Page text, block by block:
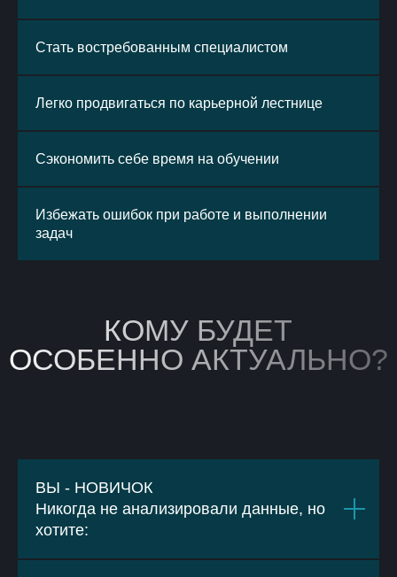
Стать востребованным специалистом
Легко продвигаться по карьерной лестнице
Сэкономить себе время на обучении
Избежать ошибок при работе и выполнении
задач
ВЫ - НОВИЧОК
Никогда не анализировали данные, но
хотите:
наши программы
С нами вы приобретете навыки, которые
результатов и быть впереди конкурентов!
тысяч
лет
курсов на
практикующих
экспертов лет опыта в среднем
у экспертов школы
>7
>5
15